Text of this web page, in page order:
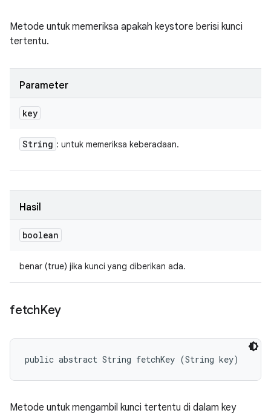
Metode untuk memeriksa apakah keystore berisi kunci
tertentu.
Parameter
key
String : untuk memeriksa keberadaan.
Hasil
boolean
benar (true) jika kunci yang diberikan ada.
fetchKey
public abstract String fetchKey (String key)
Metode untuk mengambil kunci tertentu di dalam key